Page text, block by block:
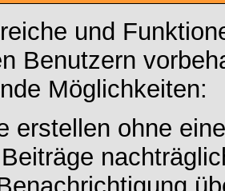
und
Benutzern
Möglichkeiten:
erstellen ohne